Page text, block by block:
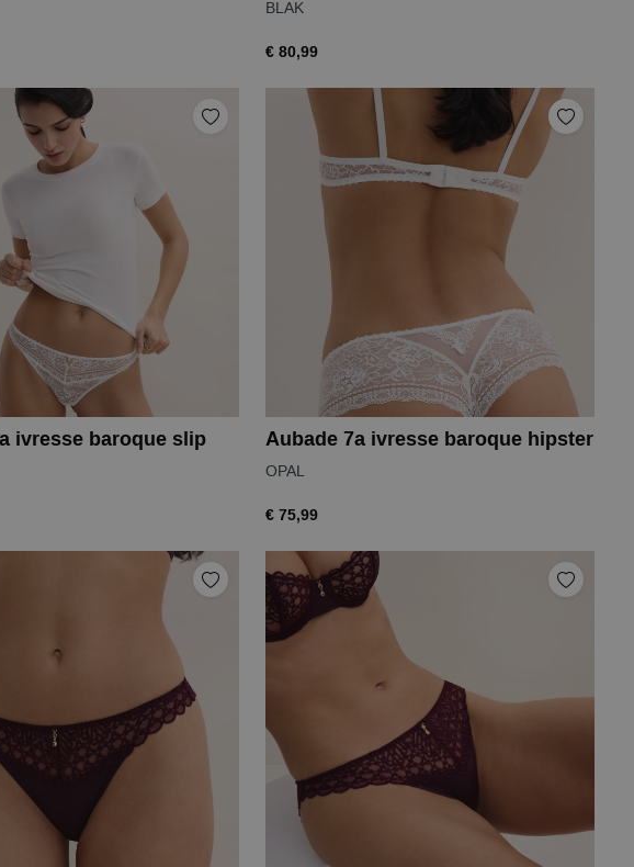
BLAK
€ 80,99
ivresse baroque slip Aubade 7a ivresse baroque hipster
OPAL
€ 75,99